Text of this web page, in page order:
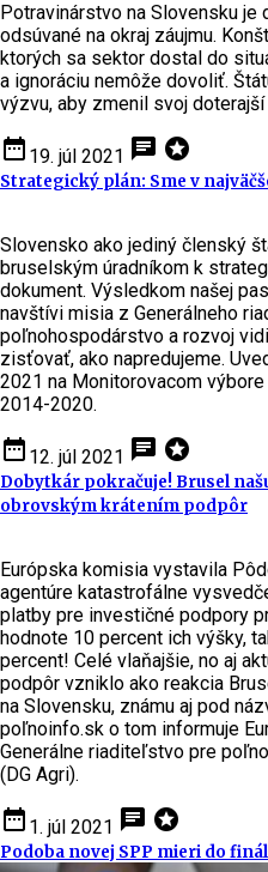
Potravinárstvo na Slovensku je
odsúvané na okraj záujmu.
ktorých sa sektor dostal do
a ignoráciu nemôže dovoliť.
výzvu, aby zmenil svoj
date_range 19. júl 2021 chat stars
Strategický plán: Sme v
Slovensko ako jediný členský
bruselským úradníkom k
dokument. Výsledkom našej
navštívi misia z Generálneho
poľnohospodárstvo a rozvoj
zisťovať, ako napredujeme.
2021 na Monitorovacom
2014-2020.
date_range 12. júl 2021 chat stars
Dobytkár pokračuje! Brusel
obrovským krátením podpôr
Európska komisia vystavila
agentúre katastrofálne
platby pre investičné podpory
hodnote 10 percent ich výšky,
percent! Celé vlaňajšie, no aj
podpôr vzniklo ako reakcia
na Slovensku, známu aj pod
poľnoinfo.sk o tom informuje
Generálne riaditeľstvo pre
(DG Agri).
date_range 1. júl 2021 chat stars
Podoba novej SPP mieri do